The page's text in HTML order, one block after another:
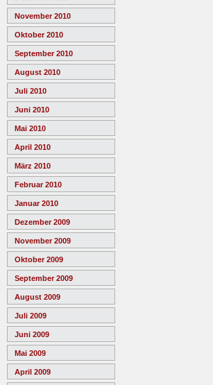
November 2010
Oktober 2010
September 2010
August 2010
Juli 2010
Juni 2010
Mai 2010
April 2010
März 2010
Februar 2010
Januar 2010
Dezember 2009
November 2009
Oktober 2009
September 2009
August 2009
Juli 2009
Juni 2009
Mai 2009
April 2009